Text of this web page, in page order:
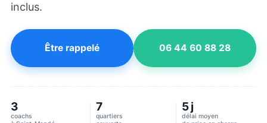
inclus.
Être rappelé 06 44 60 88 28
3
coachs
7
quartiers
5 j
délai moyen